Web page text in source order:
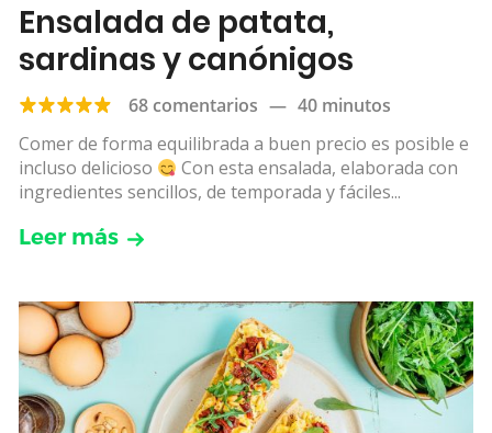
Ensalada de patata,
sardinas y canónigos
68 comentarios — 40 minutos
Comer de forma equilibrada a buen precio es posible e
incluso delicioso
Con esta ensalada, elaborada con
ingredientes sencillos, de temporada y fáciles...
Leer más